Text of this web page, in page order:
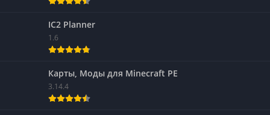
IC2 Planner
1.6
Карты, Моды для Minecraft PE
3.14.4